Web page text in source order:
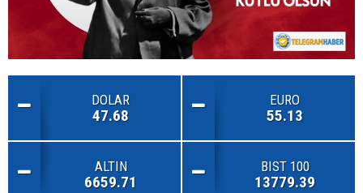
DOLAR
47.68
EURO
55.13
ALTIN
6659.71
BIST 100
13779.39